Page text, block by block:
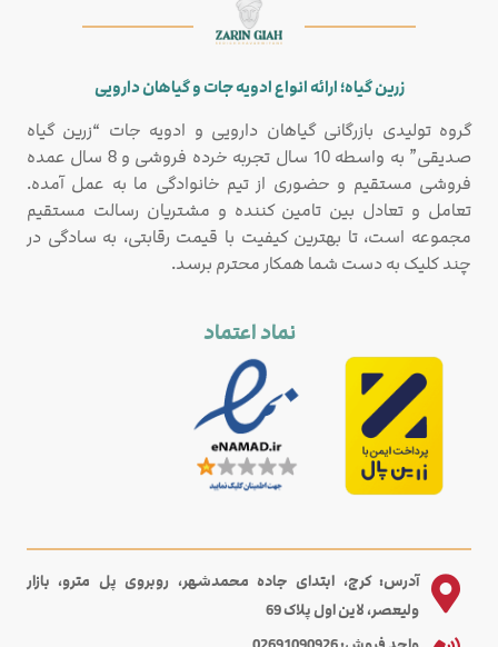
زرین گیاه؛ ارائه انواع ادویه جات و گیاهان دارویی
گروه تولیدی بازرگانی گیاهان دارویی و ادویه جات “زرین گیاه
صدیقی” به واسطه 10 سال تجربه خرده فروشی و 8 سال عمده
فروشی مستقیم و حضوری از تیم خانوادگی ما به عمل آمده.
تعامل و تعادل بین تامین کننده و مشتریان رسالت مستقیم
مجموعه است، تا بهترین کیفیت با قیمت رقابتی، به سادگی در
چند کلیک به دست شما همکار محترم برسد.
نماد اعتماد
آدرس: کرج، ابتدای جاده محمدشهر، روبروی پل مترو، بازار
ولیعصر، لاین اول پلاک 69